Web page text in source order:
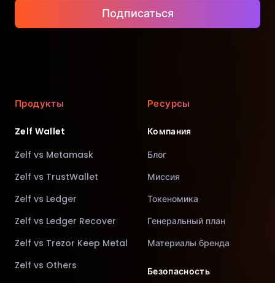
Подписаться
Продукты
Zelf Wallet
Zelf vs Metamask
Zelf vs TrustWallet
Zelf vs Ledger
Zelf vs Ledger Recover
Zelf vs Trezor Keep Metal
Zelf vs Others
Ресурсы
Компания
Блог
Миссия
Токеномика
Генеральный план
Материалы бренда
Безопасность